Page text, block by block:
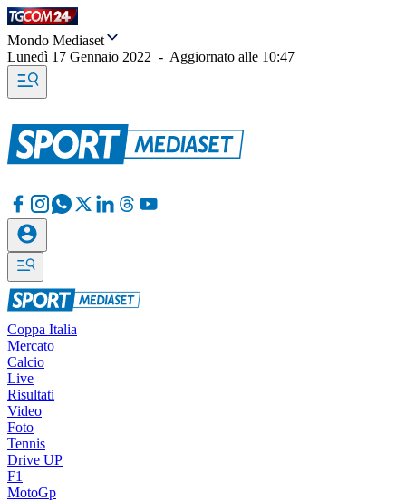
Mondo Mediaset
Lunedì 17 Gennaio 2022 - Aggiornato alle 10:47
Coppa Italia
Mercato
Calcio
Live
Risultati
Video
Foto
Tennis
Drive UP
F1
MotoGp